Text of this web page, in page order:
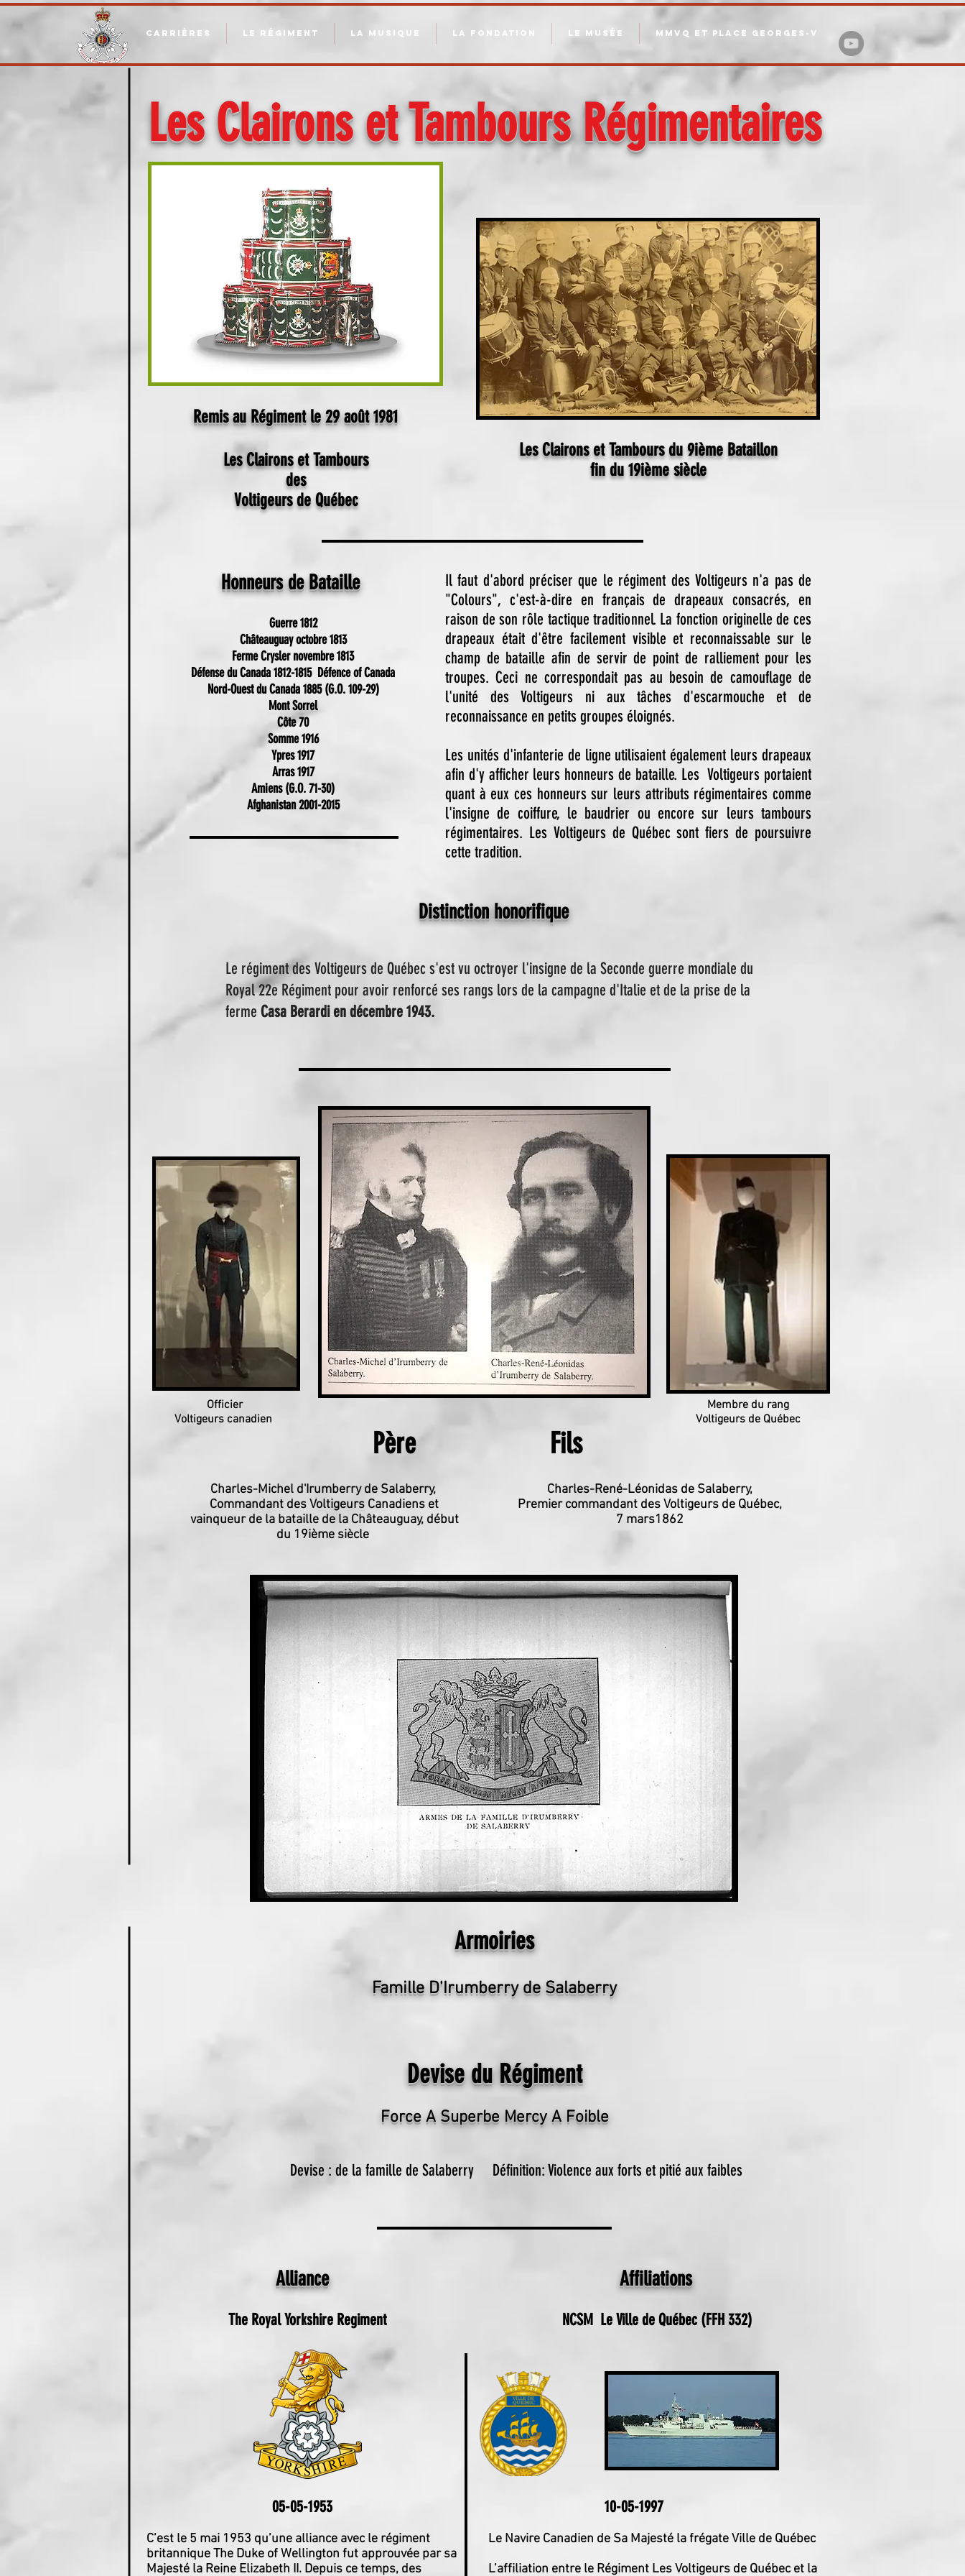
CARRIÈRES LE RÉGIMENT LA MUSIQUE LA FONDATION LE MUSÉE MMVQ ET PLACE GEORGES-V
Les Clairons et Tambours Régimentaires
Remis au Régiment le 29 août 1981
Les Clairons et Tambours
des
Voltigeurs de Québec
Les Clairons et Tambours du 9ième Bataillon
fin du 19ième siècle
Honneurs deBataille
Guerre 1812
Châteauguay octobre 1813
Ferme Crysler novembre 1813
Défense du Canada 1812-1815 Défence of Canada
Nord-Ouest du Canada 1885 (G.O. 109-29)
Mont Sorrel
Côte 70
Somme 1916
Ypres 1917
Arras 1917
Amiens (G.O. 71-30)
Afghanistan 2001-2015
Il faut d'abord préciser que le régiment des Voltigeurs n'a pas de
"Colours", c'est-à-dire en français de drapeaux consacrés, en
raison de son rôle tactique traditionnel. La fonction originelle de ces
drapeaux était d'être facilement visible et reconnaissable sur le
champ de bataille afin de servir de point de ralliement pour les
troupes. Ceci ne correspondait pas au besoin de camouflage de
l'unité des Voltigeurs ni aux tâches d'escarmouche et de
reconnaissance en petits groupes éloignés.
Les unités d'infanterie de ligne utilisaient également leurs drapeaux
afin d'y afficher leurs honneurs de bataille. Les Voltigeurs portaient
quant à eux ces honneurs sur leurs attributs régimentaires comme
l'insigne de coiffure, le baudrier ou encore sur leurs tambours
régimentaires. Les Voltigeurs de Québec sont fiers de poursuivre
cette tradition.
Distinction honorifique
Le régiment des Voltigeurs de Québec s'est vu octroyer l'insigne de la Seconde guerre mondiale du
Royal 22e Régiment pour avoir renforcé ses rangs lors de la campagne d'Italie et de la prise de la
ferme Casa Berardi en décembre 1943.
Officier
Voltigeurs canadien
Membre du rang
Voltigeurs de Québec
Père Fils
Charles-Michel d'Irumberry de Salaberry,
Commandant des Voltigeurs Canadiens et
vainqueur de la bataille de la Châteauguay, début
du 19ième siècle
Charles-René-Léonidas de Salaberry,
Premier commandant des Voltigeurs de Québec,
7 mars1862
Armoiries
Famille D'Irumberry de Salaberry
Devise du Régiment
Force A Superbe Mercy A Foible
Devise : de la famille de Salaberry Définition: Violence aux forts et pitié aux faibles
Alliance Affiliations
The Royal Yorkshire Regiment NCSM Le Ville de Québec (FFH 332)
05-05-1953 10-05-1997
C’est le 5 mai 1953 qu’une alliance avec le régiment
britannique The Duke of Wellington fut approuvée par sa
Majesté la Reine Elizabeth II. Depuis ce temps, des
Le Navire Canadien de Sa Majesté la frégate Ville de Québec
L’affiliation entre le Régiment Les Voltigeurs de Québec et la